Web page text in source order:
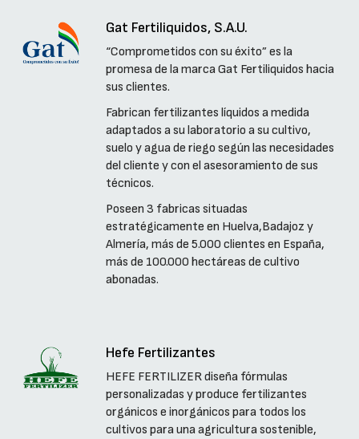
Gat Fertiliquidos, S.A.U.
“Comprometidos con su éxito” es la
promesa de la marca Gat Fertiliquidos hacia
sus clientes.
Fabrican fertilizantes líquidos a medida
adaptados a su laboratorio a su cultivo,
suelo y agua de riego según las necesidades
del cliente y con el asesoramiento de sus
técnicos.
Poseen 3 fabricas situadas
estratégicamente en Huelva,Badajoz y
Almería, más de 5.000 clientes en España,
más de 100.000 hectáreas de cultivo
abonadas.
Hefe Fertilizantes
HEFE FERTILIZER diseña fórmulas
personalizadas y produce fertilizantes
orgánicos e inorgánicos para todos los
cultivos para una agricultura sostenible,